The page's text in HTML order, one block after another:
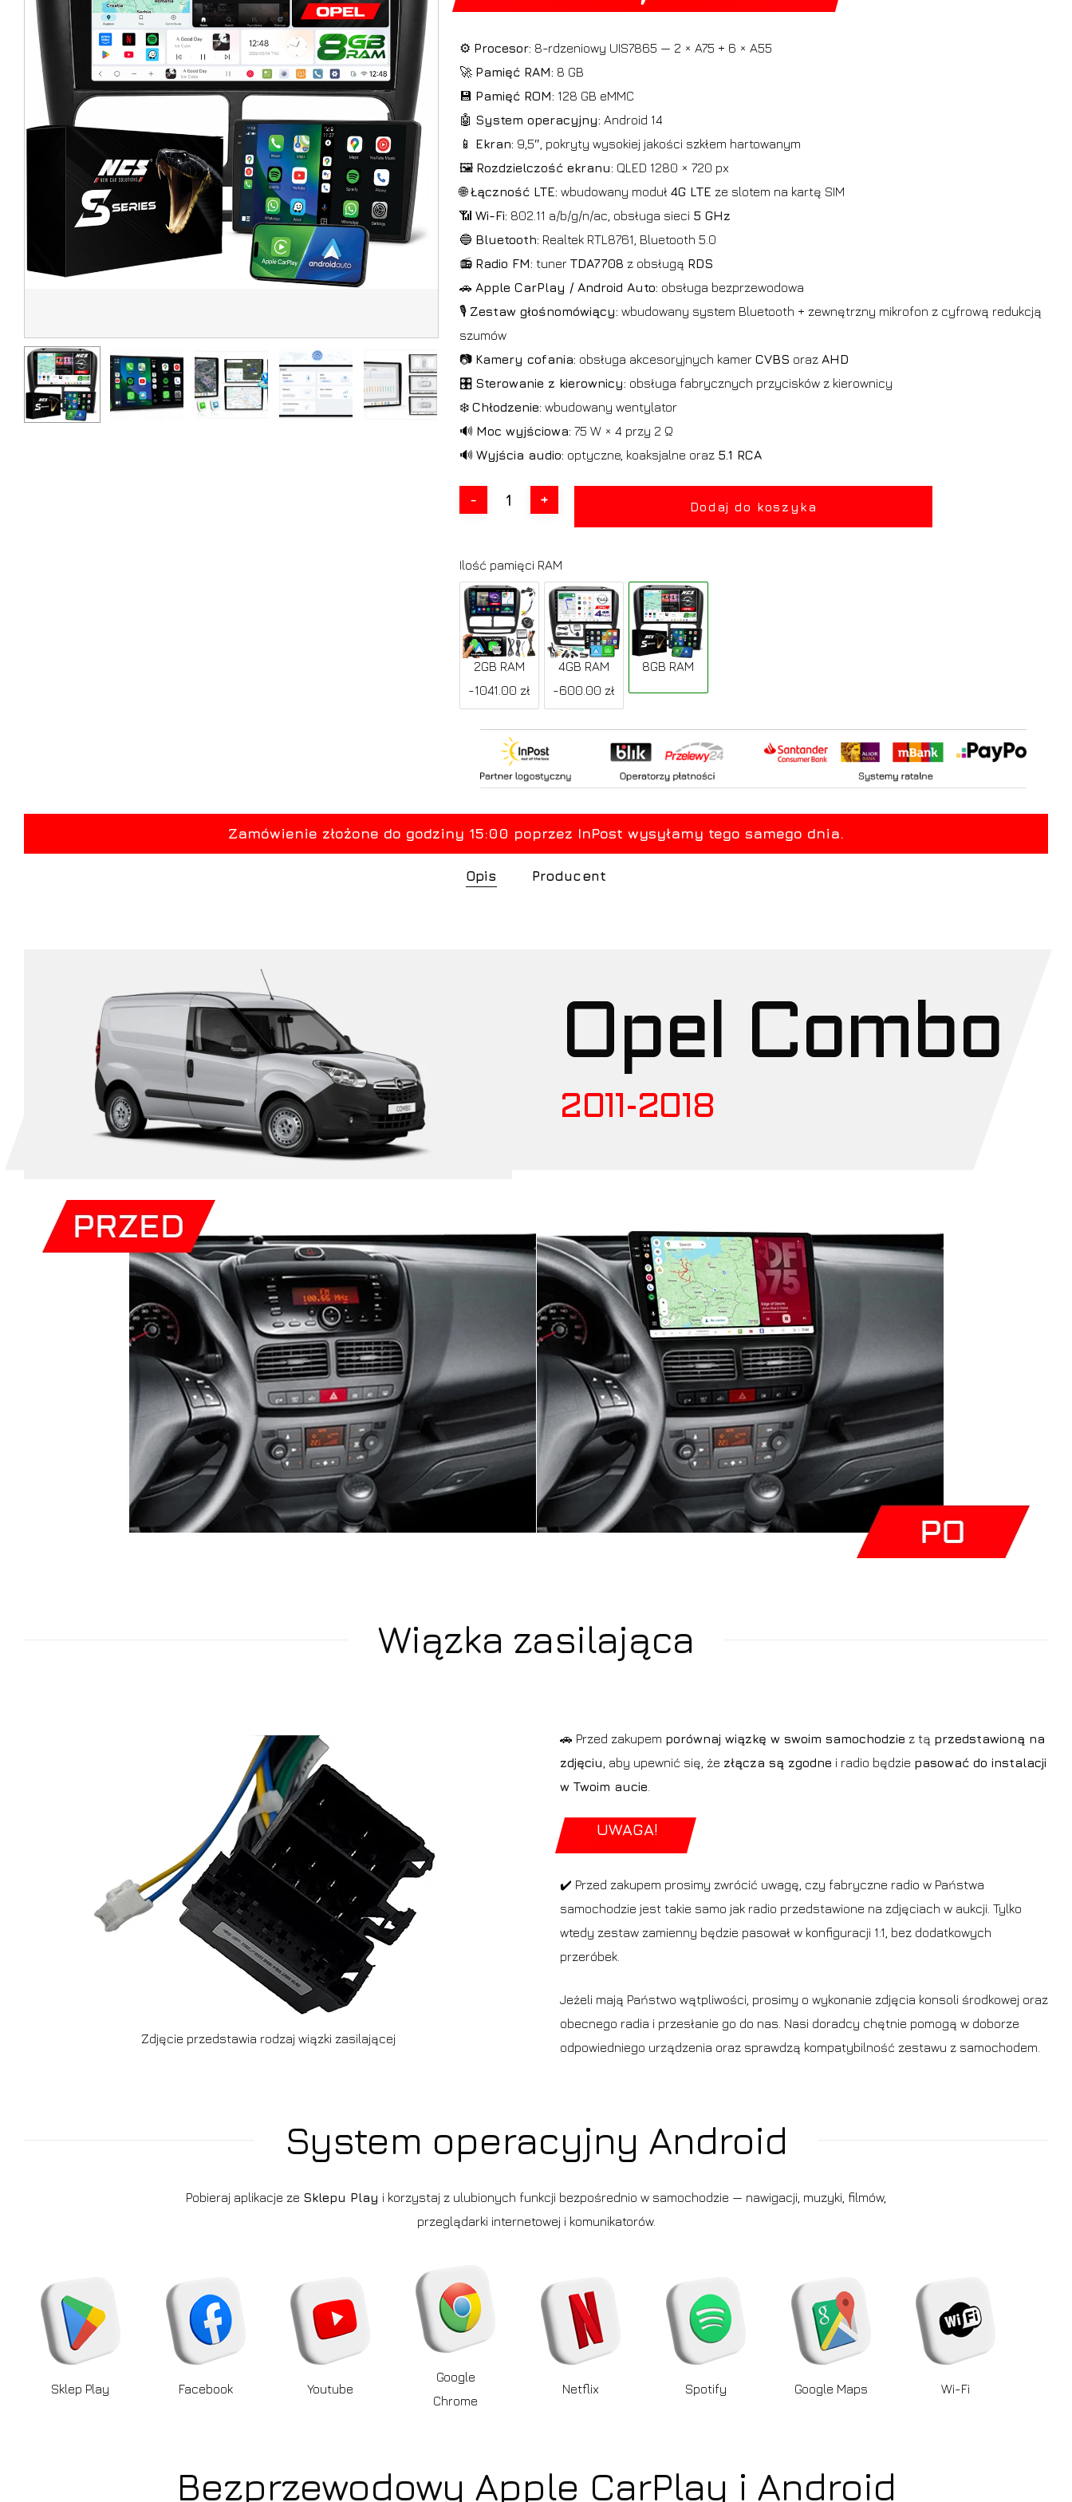
Brak produktów w koszyku.
Idź do sklepu
⚙️ Procesor: 8-rdzeniowy UIS7865 — 2 × A75 + 6 × A55
🚀 Pamięć RAM: 8 GB
💾 Pamięć ROM: 128 GB eMMC
🤖 System operacyjny: Android 14
📱 Ekran: 9,5″, pokryty wysokiej jakości szkłem hartowanym
🖼️ Rozdzielczość ekranu: QLED 1280 × 720 px
🌐Łączność LTE: wbudowany moduł 4G LTE ze slotem na kartę SIM
📶 Wi-Fi: 802.11 a/b/g/n/ac, obsługa sieci 5 GHz
🔵 Bluetooth: Realtek RTL8761, Bluetooth 5.0
📻 Radio FM: tuner TDA7708 z obsługą RDS
🚗 Apple CarPlay / Android Auto: obsługa bezprzewodowa
🎙️ Zestaw głośnomówiący: wbudowany system Bluetooth + zewnętrzny mikrofon z cyfrową redukcją
szumów
📷 Kamery cofania: obsługa akcesoryjnych kamer CVBS oraz AHD
🎛️ Sterowanie z kierownicy: obsługa fabrycznych przycisków z kierownicy
❄️ Chłodzenie: wbudowany wentylator
🔊 Moc wyjściowa: 75 W × 4 przy 2 Ω
🔊 Wyjścia audio: optyczne, koaksjalne oraz 5.1 RCA
Dodaj do koszyka
Ilość pamięci RAM
2GB RAM
-1041.00 zł
4GB RAM
-600.00 zł
8GB RAM
Opis Producent
Opel Combo
2011-2018
Wiązka zasilająca
Zdjęcie przedstawia rodzaj wiązki zasilającej
🚗 Przed zakupem porównaj wiązkę w swoim samochodzie z tą przedstawioną na
zdjęciu , aby upewnić się, że złącza są zgodne i radio będzie pasować do instalacji
w Twoim aucie
UWAGA!
✔️ Przed zakupem prosimy zwrócić uwagę, czy fabryczne radio w Państwa
samochodzie jest takie samo jak radio przedstawione na zdjęciach w aukcji. Tylko
wtedy zestaw zamienny będzie pasował w konfiguracji 1:1, bez dodatkowych
przeróbek.
Jeżeli mają Państwo wątpliwości, prosimy o wykonanie zdjęcia konsoli środkowej oraz
obecnego radia i przesłanie go do nas. Nasi doradcy chętnie pomogą w doborze
odpowiedniego urządzenia oraz sprawdzą kompatybilność zestawu z samochodem.
System operacyjny Android
Pobieraj aplikacje ze Sklepu Play i korzystaj z ulubionych funkcji bezpośrednio w samochodzie — nawigacji, muzyki, filmów,
przeglądarki internetowej i komunikatorów.
Sklep Play Facebook Youtube
Google
Chrome
Netflix Spotify Google Maps Wi-Fi
Bezprzewodowy Apple CarPlay i Android